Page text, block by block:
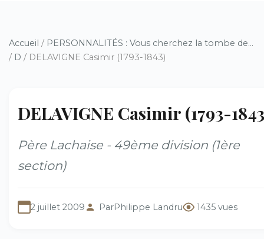
Accueil / PERSONNALITÉS : Vous cherchez la tombe de...
/ D / DELAVIGNE Casimir (1793-1843)
DELAVIGNE Casimir (1793-
Père Lachaise - 49ème division (1ère
section)
2 juillet 2009 ParPhilippe Landru 1435 vues